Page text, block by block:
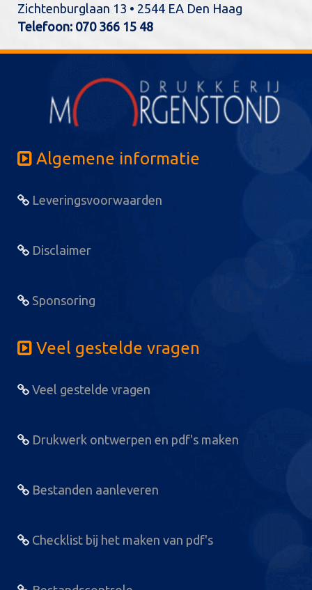
Zichtenburglaan 13 • 2544 EA Den Haag
Telefoon: 070 366 15 48
Algemene informatie
Leveringsvoorwaarden
Disclaimer
Sponsoring
Veel gestelde vragen
Veel gestelde vragen
Drukwerk ontwerpen en pdf's maken
Bestanden aanleveren
Checklist bij het maken van pdf's